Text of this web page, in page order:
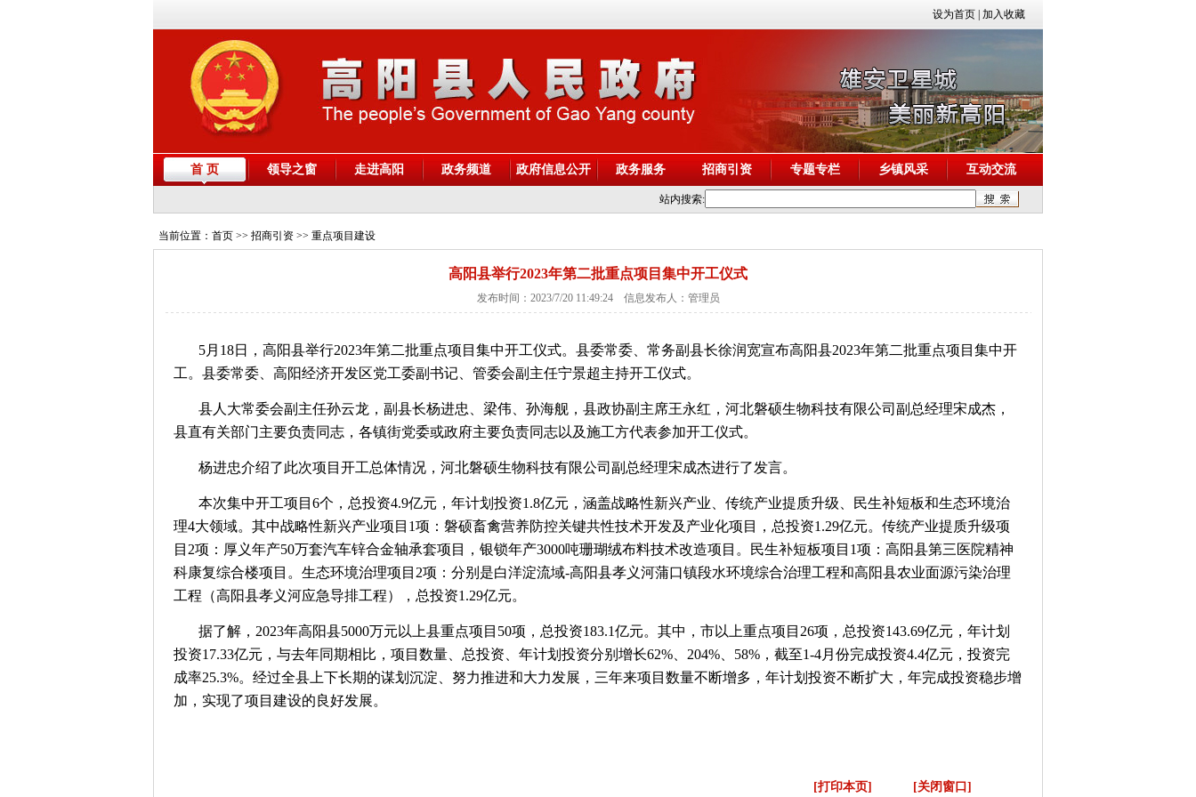
设为首页 加入收藏
首 页 领导之窗 走进高阳 政务频道 政府信息公开 政务服务 招商引资 专题专栏 乡镇风采 互动交流
站内搜索:
当前位置： 首页 >> 招商引资 >> 重点项目建设
高阳县举行2023年第二批重点项目集中开工仪式
发布时间：2023/7/20 11:49:24 信息发布人：管理员
5月18日，高阳县举行2023年第二批重点项目集中开工仪式。县委常委、常务副县长徐润宽宣布高阳县2023年第二批重点项目集中开
工。县委常委、高阳经济开发区党工委副书记、管委会副主任宁景超主持开工仪式。
县人大常委会副主任孙云龙，副县长杨进忠、梁伟、孙海舰，县政协副主席王永红，河北磐硕生物科技有限公司副总经理宋成杰，
县直有关部门主要负责同志，各镇街党委或政府主要负责同志以及施工方代表参加开工仪式。
杨进忠介绍了此次项目开工总体情况，河北磐硕生物科技有限公司副总经理宋成杰进行了发言。
本次集中开工项目6个，总投资4.9亿元，年计划投资1.8亿元，涵盖战略性新兴产业、传统产业提质升级、民生补短板和生态环境治
理4大领域。其中战略性新兴产业项目1项：磐硕畜禽营养防控关键共性技术开发及产业化项目，总投资1.29亿元。传统产业提质升级项
目2项：厚义年产50万套汽车锌合金轴承套项目，银锁年产3000吨珊瑚绒布料技术改造项目。民生补短板项目1项：高阳县第三医院精神
科康复综合楼项目。生态环境治理项目2项：分别是白洋淀流域-高阳县孝义河蒲口镇段水环境综合治理工程和高阳县农业面源污染治理
工程（高阳县孝义河应急导排工程），总投资1.29亿元。
据了解，2023年高阳县5000万元以上县重点项目50项，总投资183.1亿元。其中，市以上重点项目26项，总投资143.69亿元，年计划
投资17.33亿元，与去年同期相比，项目数量、总投资、年计划投资分别增长62%、204%、58%，截至1-4月份完成投资4.4亿元，投资完
成率25.3%。经过全县上下长期的谋划沉淀、努力推进和大力发展，三年来项目数量不断增多，年计划投资不断扩大，年完成投资稳步增
加，实现了项目建设的良好发展。
[打印本页] [关闭窗口]